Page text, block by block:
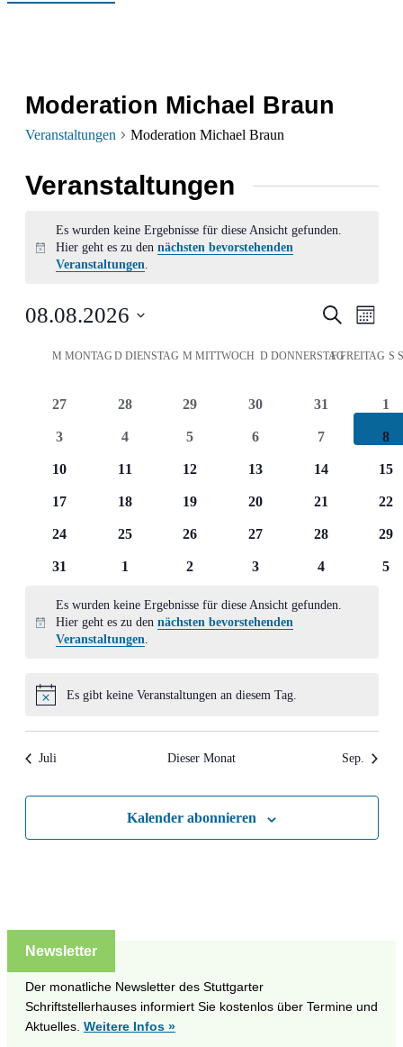
Moderation Michael Braun
Veranstaltungen Moderation Michael Braun
Veranstaltungen
Hinweis
Es wurden keine Ergebnisse für diese Ansicht gefunden.
Hier geht es zu dennächsten bevorstehenden
Veranstaltungen.
Suche
SucheMonat
08.08.2026
wählen.
Kalender
von
Veranstaltungen
MMONTAG DDIENSTAG M MITTWOCH D DONNERSTAG
FFREITAG S
0
27
0
28
0
29
0
30
0
31
0
1
0
3
0
4
0
5
0
6
0
7
0
8
0
10
0
11
0
12
0
13
0
14
0
15
0
17
0
18
0
19
0
20
0
21
0
22
0
24
0
25
0
26
0
27
0
28
0
29
0
31
0
1
0
2
0
3
0
4
0
5
Hinweis
Es wurden keine Ergebnisse für diese Ansicht gefunden.
Hier geht es zu dennächsten bevorstehenden
Veranstaltungen.
Hinweis
Es gibt keine Veranstaltungen an diesem Tag.
Juli Dieser Monat Sep.
Kalender abonnieren
Newsletter
Der monatliche Newsletter des Stuttgarter
Schriftstellerhauses informiert Sie kostenlos über Termine und
Aktuelles. Weitere Infos »